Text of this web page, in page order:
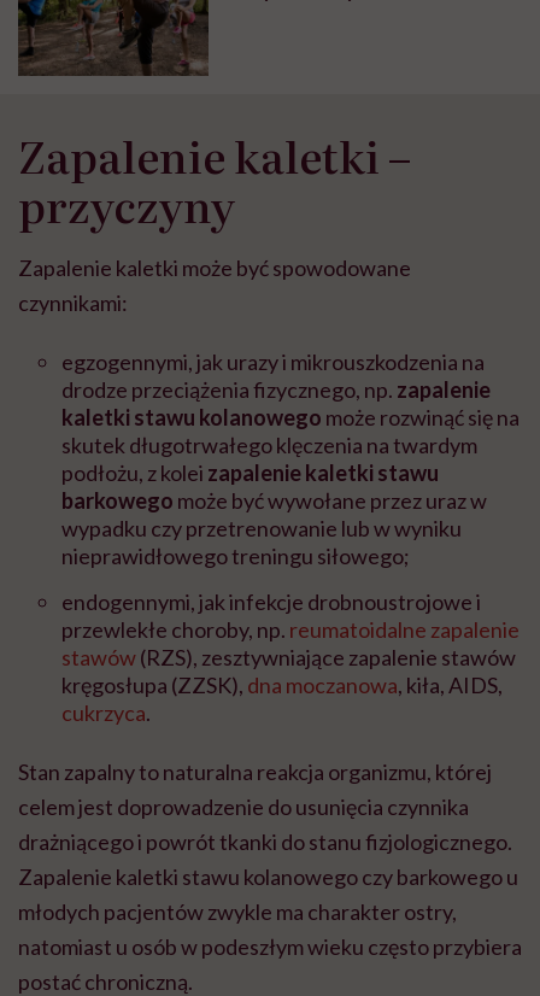
Zapalenie kaletki –
przyczyny
Zapalenie kaletki może być spowodowane
czynnikami:
egzogennymi, jak urazy i mikrouszkodzenia na
drodze przeciążenia fizycznego, np. zapalenie
kaletki stawu kolanowego może rozwinąć się na
skutek długotrwałego klęczenia na twardym
podłożu, z kolei zapalenie kaletki stawu
barkowego może być wywołane przez uraz w
wypadku czy przetrenowanie lub w wyniku
nieprawidłowego treningu siłowego;
endogennymi, jak infekcje drobnoustrojowe i
przewlekłe choroby, np. reumatoidalne zapalenie
stawów(RZS), zesztywniające zapalenie stawów
kręgosłupa (ZZSK), dna moczanowa, kiła, AIDS,
cukrzyca.
Stan zapalny to naturalna reakcja organizmu, której
celem jest doprowadzenie do usunięcia czynnika
drażniącego i powrót tkanki do stanu fizjologicznego.
Zapalenie kaletki stawu kolanowego czy barkowego u
młodych pacjentów zwykle ma charakter ostry,
natomiast u osób w podeszłym wieku często przybiera
postać chroniczną.